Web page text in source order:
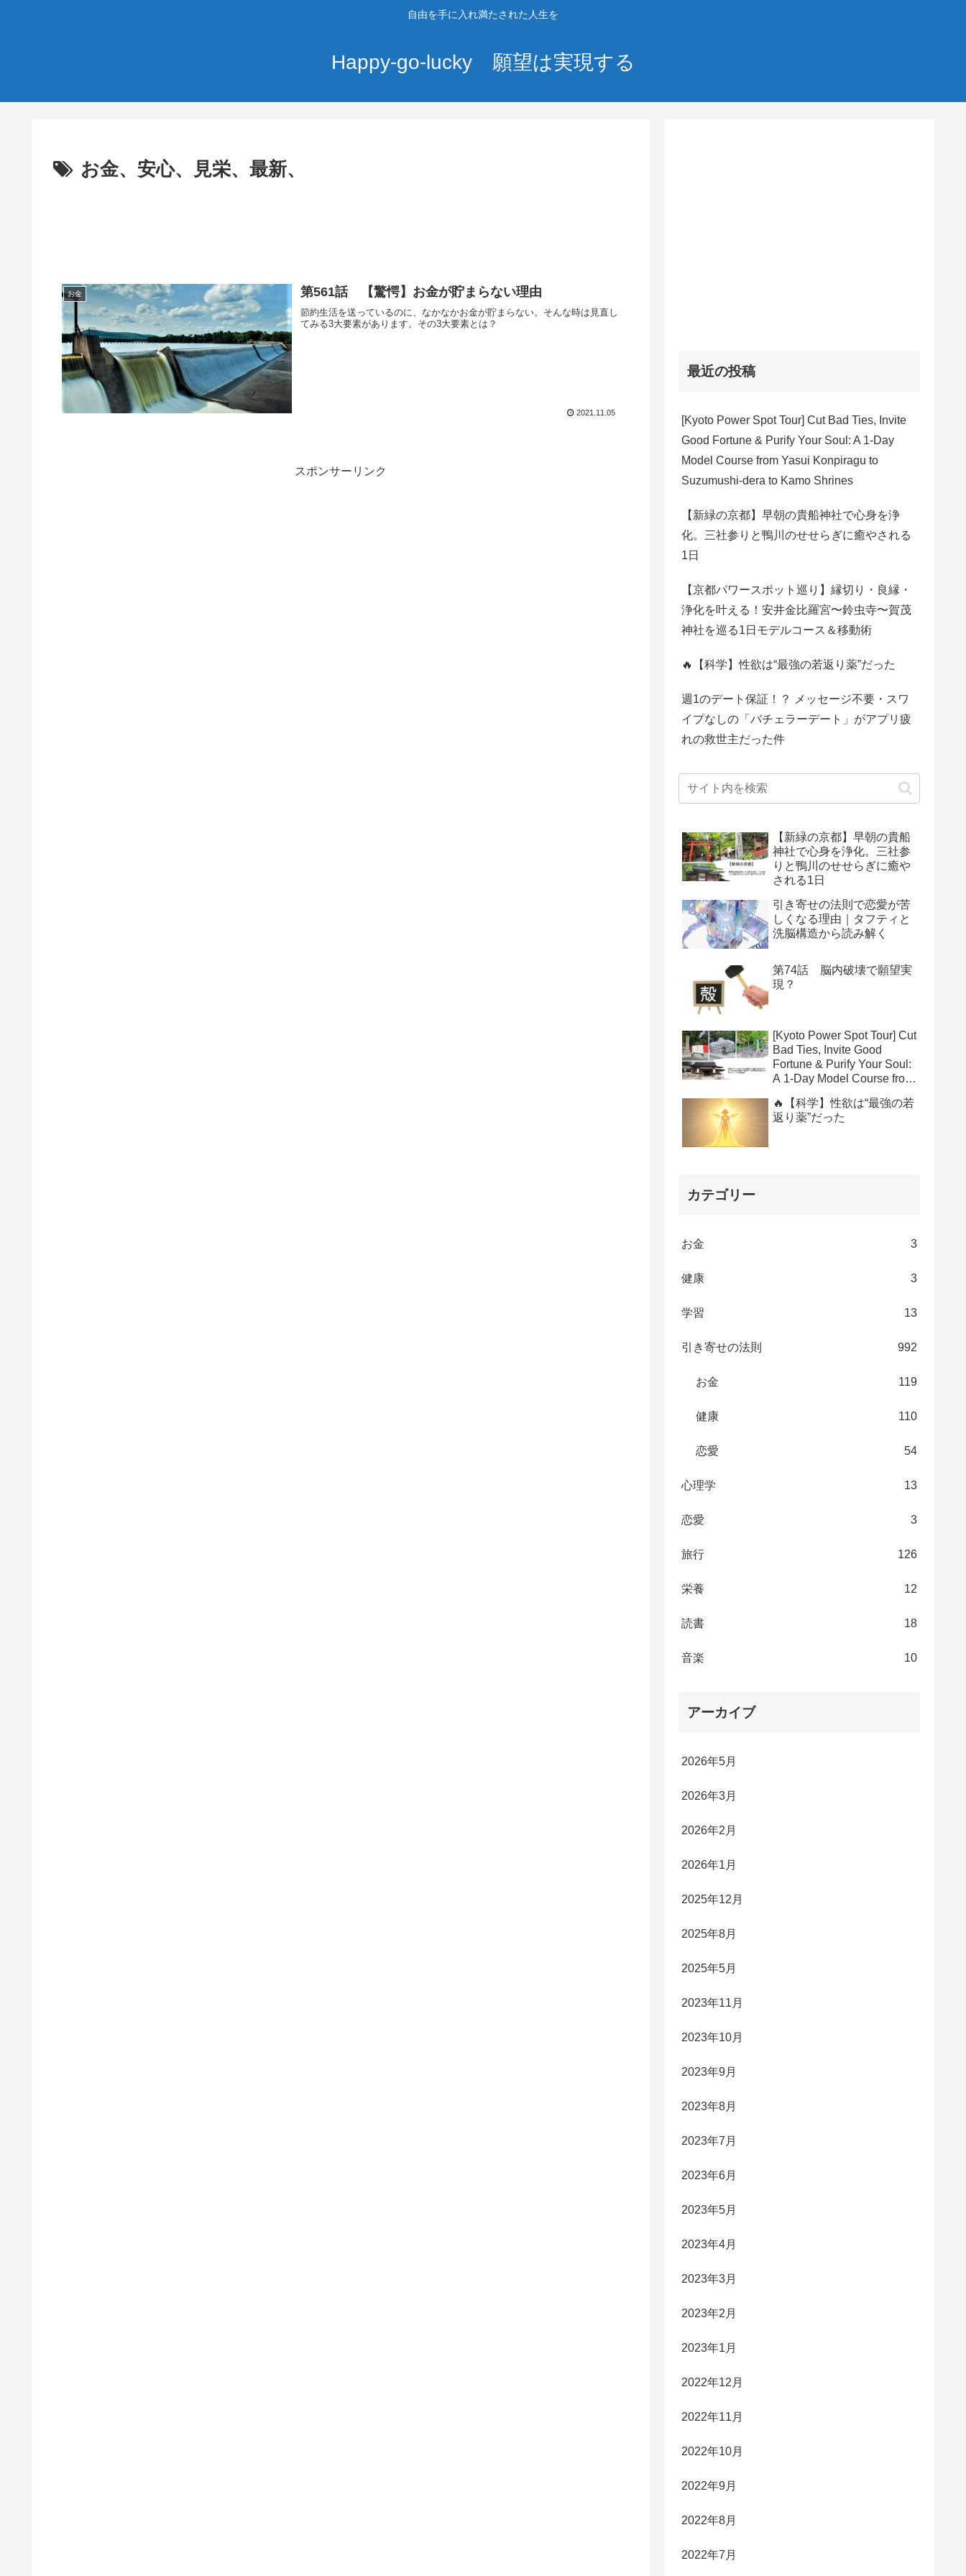
自由を手に入れ満たされた人生を
Happy-go-lucky 願望は実現する
お金、安心、見栄、最新、
お金 第561話 【驚愕】お金が貯まらない理由
節約生活を送っているのに、なかなかお金が貯まらない。そんな時は見直し
てみる3大要素があります。その3大要素とは？
2021.11.05
スポンサーリンク
最近の投稿
[Kyoto Power Spot Tour] Cut Bad Ties, Invite
Good Fortune & Purify Your Soul: A 1-Day
Model Course from Yasui Konpiragu to
Suzumushi-dera to Kamo Shrines
【新緑の京都】早朝の貴船神社で心身を浄
化。三社参りと鴨川のせせらぎに癒やされる
1日
【京都パワースポット巡り】縁切り・良縁・
浄化を叶える！安井金比羅宮〜鈴虫寺〜賀茂
神社を巡る1日モデルコース＆移動術
🔥【科学】性欲は“最強の若返り薬”だった
週1のデート保証！？ メッセージ不要・スワ
イプなしの「バチェラーデート」がアプリ疲
れの救世主だった件
【新緑の京都】早朝の貴船
神社で心身を浄化。三社参
りと鴨川のせせらぎに癒や
される1日
引き寄せの法則で恋愛が苦
しくなる理由｜タフティと
洗脳構造から読み解く
第74話 脳内破壊で願望実
現？
[Kyoto Power Spot Tour] Cut
Bad Ties, Invite Good
Fortune & Purify Your Soul:
A 1-Day Model Course from
Suzumushi-dera to Kamo
Shrines
🔥【科学】性欲は“最強の若
返り薬”だった
カテゴリー
お金 3
健康 3
学習 13
引き寄せの法則 992
お金 119
健康 110
恋愛 54
心理学 13
恋愛 3
旅行 126
栄養 12
読書 18
音楽 10
アーカイブ
2026年5月
2026年3月
2026年2月
2026年1月
2025年12月
2025年8月
2025年5月
2023年11月
2023年10月
2023年9月
2023年8月
2023年7月
2023年6月
2023年5月
2023年4月
2023年3月
2023年2月
2023年1月
2022年12月
2022年11月
2022年10月
2022年9月
2022年8月
2022年7月